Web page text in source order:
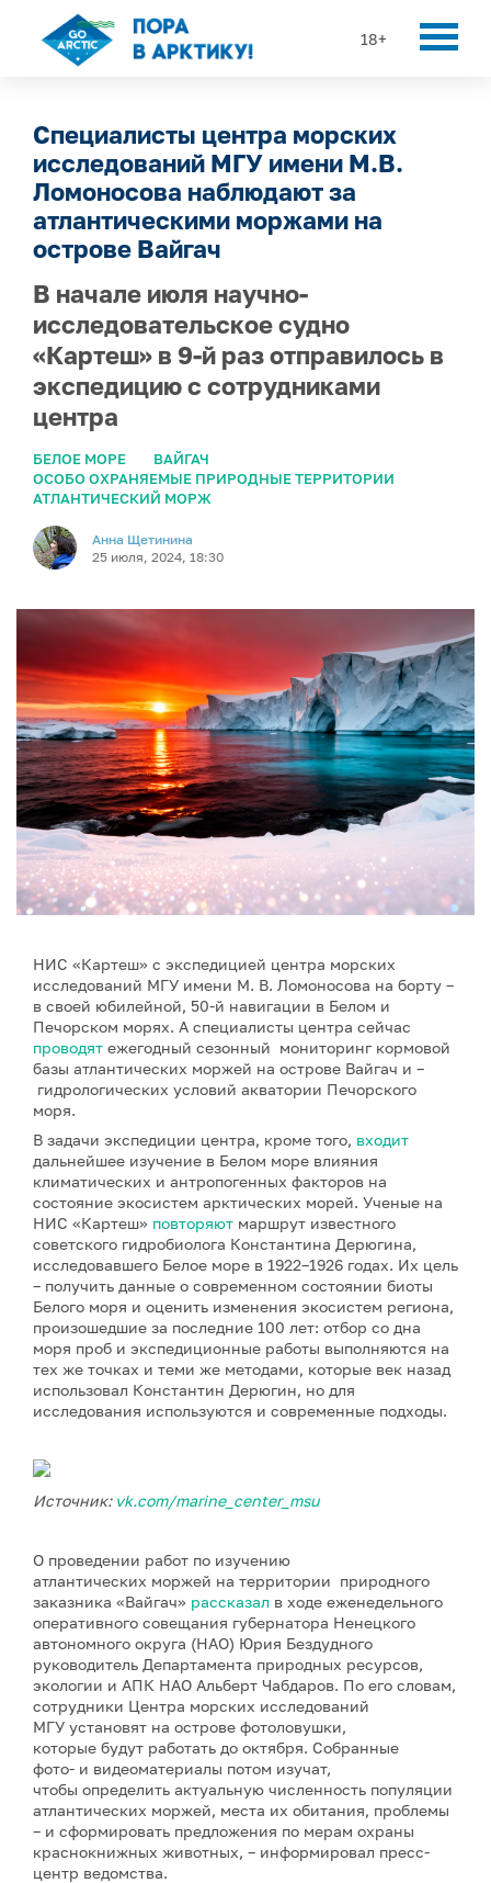
18+
Специалисты центра морских
исследований МГУ имени М.В.
Ломоносова наблюдают за
атлантическими моржами на
острове Вайгач
В начале июля научно-
исследовательское судно
«Картеш» в 9-й раз отправилось в
экспедицию с сотрудниками
центра
БЕЛОЕ МОРЕ
ВАЙГАЧ
ОСОБО ОХРАНЯЕМЫЕ ПРИРОДНЫЕ ТЕРРИТОРИИ
АТЛАНТИЧЕСКИЙ МОРЖ
Анна Щетинина
25 июля, 2024, 18:30
НИС «Картеш» с экспедицией центра морских
исследований МГУ имени М. В. Ломоносова на борту –
в своей юбилейной, 50-й навигации в Белом и
Печорском морях. А специалисты центра сейчас
проводят ежегодный сезонный мониторинг кормовой
базы атлантических моржей на острове Вайгач и –
гидрологических условий акватории Печорского
моря.
В задачи экспедиции центра, кроме того, входит
дальнейшее изучение в Белом море влияния
климатических и антропогенных факторов на
состояние экосистем арктических морей. Ученые на
НИС «Картеш» повторяют маршрут известного
советского гидробиолога Константина Дерюгина,
исследовавшего Белое море в 1922–1926 годах. Их цель
– получить данные о современном состоянии биоты
Белого моря и оценить изменения экосистем региона,
произошедшие за последние 100 лет: отбор со дна
моря проб и экспедиционные работы выполняются на
тех же точках и теми же методами, которые век назад
использовал Константин Дерюгин, но для
исследования используются и современные подходы.
Источник: vk.com/marine_center_msu
О проведении работ по изучению
атлантических моржей на территории природного
заказника «Вайгач» рассказал в ходе еженедельного
оперативного совещания губернатора Ненецкого
автономного округа (НАО) Юрия Бездудного
руководитель Департамента природных ресурсов,
экологии и АПК НАО Альберт Чабдаров. По его словам,
сотрудники Центра морских исследований
МГУ установят на острове фотоловушки,
которые будут работать до октября. Собранные
фото- и видеоматериалы потом изучат,
чтобы определить актуальную численность популяции
атлантических моржей, места их обитания, проблемы
– и сформировать предложения по мерам охраны
краснокнижных животных, – информировал пресс-
центр ведомства.